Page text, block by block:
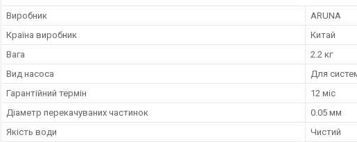
Виробник
ARUNA
Країна виробник
Китай
Вага
2.2 кг
Вид насоса
Для
Гарантійний термін
12 міс
Діаметр перекачуваних частинок
0.05 мм
Якість води
Чистий